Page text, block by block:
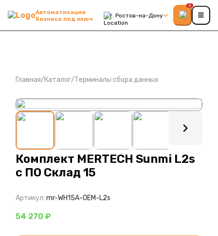
Автоматизация
бизнеса под ключ
г. Ростов-на-Дону
0
Главная/Каталог/Терминалы сбора данных
: ?>
Комплект MERTECH Sunmi L2s
с ПО Склад 15
Артикул: mr-WH15A-OEM-L2s
54 270 ₽